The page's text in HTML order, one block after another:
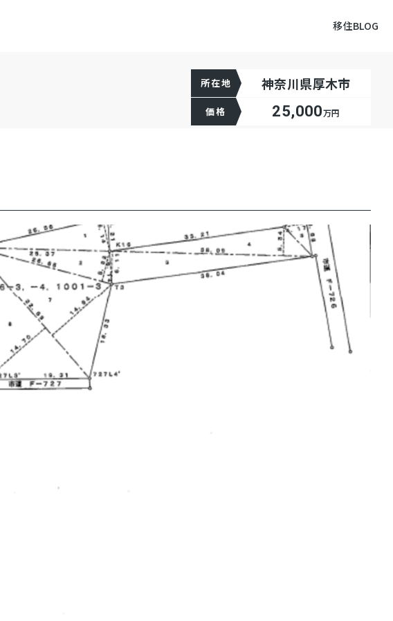
移住BLOG
所在地 神奈川県厚木市
価格 25,000万円